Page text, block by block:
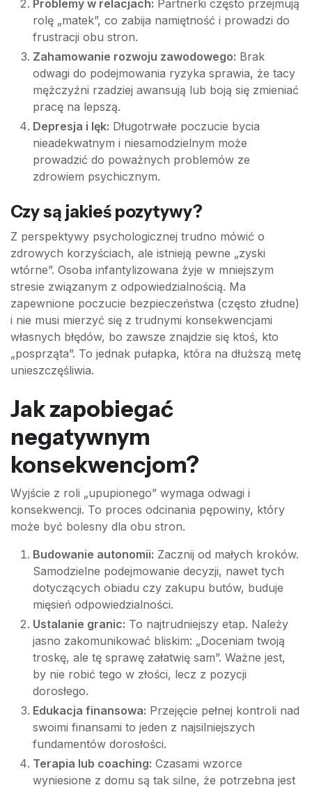
Problemy w relacjach: Partnerki często przejmują
rolę „matek”, co zabija namiętność i prowadzi do
frustracji obu stron.
Zahamowanie rozwoju zawodowego: Brak
odwagi do podejmowania ryzyka sprawia, że tacy
mężczyźni rzadziej awansują lub boją się zmieniać
pracę na lepszą.
Depresja i lęk: Długotrwałe poczucie bycia
nieadekwatnym i niesamodzielnym może
prowadzić do poważnych problemów ze
zdrowiem psychicznym.
Czy są jakieś pozytywy?
Z perspektywy psychologicznej trudno mówić o
zdrowych korzyściach, ale istnieją pewne „zyski
wtórne”. Osoba infantylizowana żyje w mniejszym
stresie związanym z odpowiedzialnością. Ma
zapewnione poczucie bezpieczeństwa (często złudne)
i nie musi mierzyć się z trudnymi konsekwencjami
własnych błędów, bo zawsze znajdzie się ktoś, kto
„posprząta”. To jednak pułapka, która na dłuższą metę
unieszczęśliwia.
Jak zapobiegać
negatywnym
konsekwencjom?
Wyjście z roli „upupionego” wymaga odwagi i
konsekwencji. To proces odcinania pępowiny, który
może być bolesny dla obu stron.
Budowanie autonomii: Zacznij od małych kroków.
Samodzielne podejmowanie decyzji, nawet tych
dotyczących obiadu czy zakupu butów, buduje
mięsień odpowiedzialności.
Ustalanie granic: To najtrudniejszy etap. Należy
jasno zakomunikować bliskim: „Doceniam twoją
troskę, ale tę sprawę załatwię sam”. Ważne jest,
by nie robić tego w złości, lecz z pozycji
dorosłego.
Edukacja finansowa: Przejęcie pełnej kontroli nad
swoimi finansami to jeden z najsilniejszych
fundamentów dorosłości.
Terapia lub coaching: Czasami wzorce
wyniesione z domu są tak silne, że potrzebna jest